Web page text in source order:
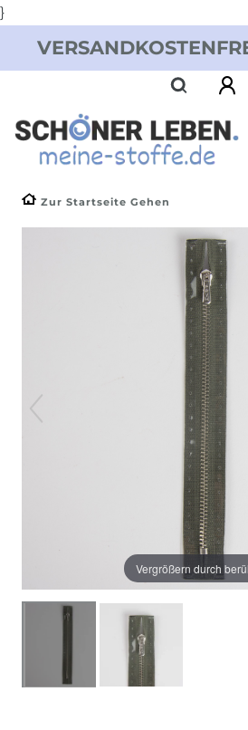
}
Zur Startseite Gehen
Vergrößern durch